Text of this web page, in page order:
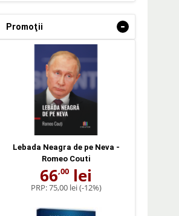
si Alexandru
international al
Basarabiei - Armand
Gosu
lei
(-15%)
Promoţii -
Lebada Neagra de pe Neva -
Romeo Couti
66,00 lei
PRP:75,00 lei(-12%)